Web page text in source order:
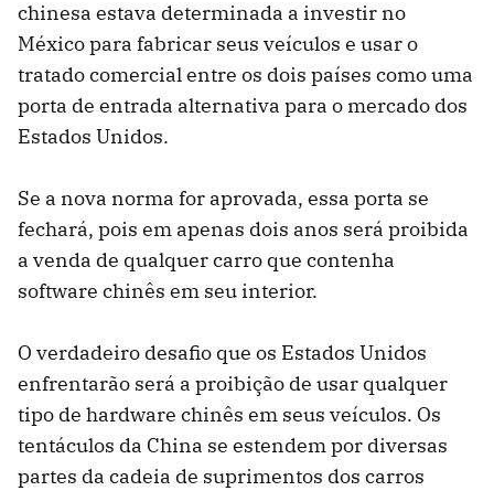
chinesa estava determinada a investir no
México para fabricar seus veículos e usar o
tratado comercial entre os dois países como uma
porta de entrada alternativa para o mercado dos
Estados Unidos.
Se a nova norma for aprovada, essa porta se
fechará, pois em apenas dois anos será proibida
a venda de qualquer carro que contenha
software chinês em seu interior.
O verdadeiro desafio que os Estados Unidos
enfrentarão será a proibição de usar qualquer
tipo de hardware chinês em seus veículos. Os
tentáculos da China se estendem por diversas
partes da cadeia de suprimentos dos carros